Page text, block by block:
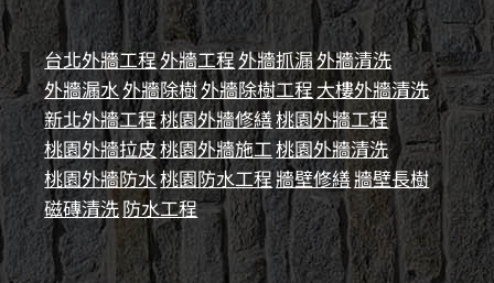
台北外牆工程外牆工程外牆抓漏外牆清洗
外牆漏水 外牆除樹外牆除樹工程 大樓外牆清洗
新北外牆工程桃園外牆修繕桃園外牆工程
桃園外牆拉皮 桃園外牆施工 桃園外牆清洗
桃園外牆防水桃園防水工程牆壁修繕牆壁長樹
磁磚清洗 防水工程